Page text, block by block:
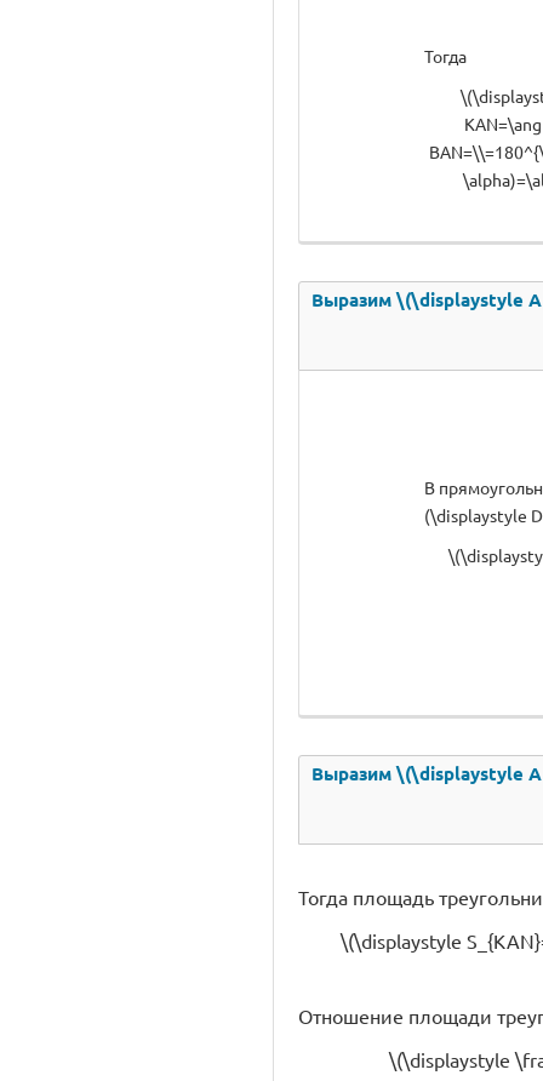
Тогда
Выразим \(\displaystyle
В
(\displaystyle
Выразим \(\displaystyle
Тогда площадь
\(\displaystyle
Отношение площади
\(\displaystyle